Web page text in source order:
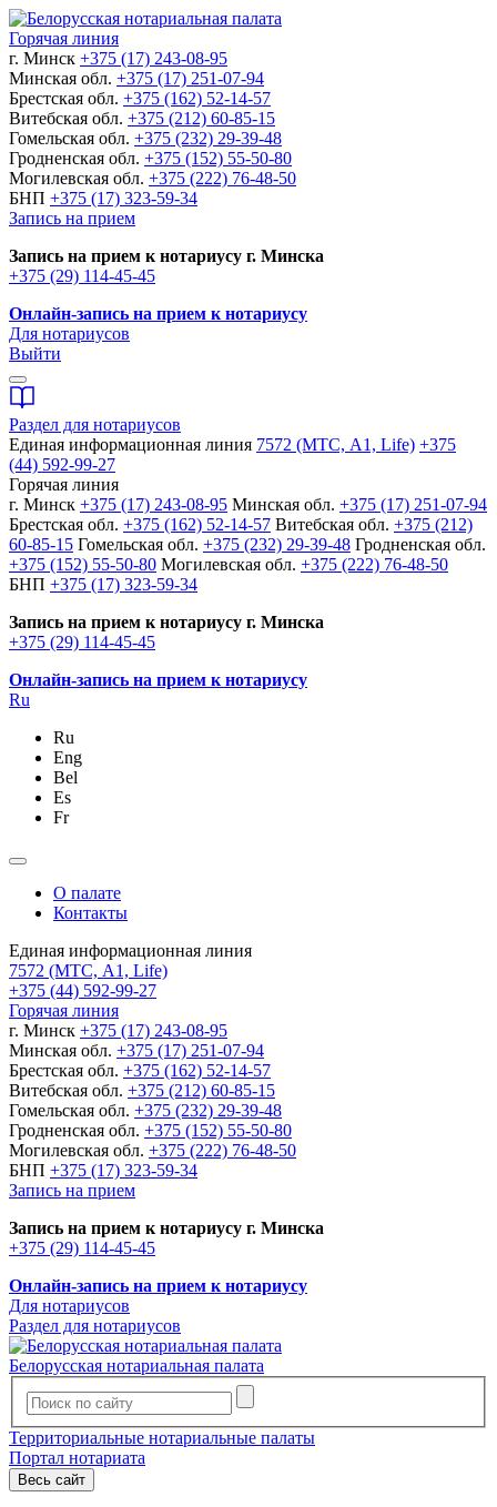
Горячая линия
г. Минск +375 (17) 243-08-95
Минская обл. +375 (17) 251-07-94
Брестская обл. +375 (162) 52-14-57
Витебская обл. +375 (212) 60-85-15
Гомельская обл. +375 (232) 29-39-48
Гродненская обл. +375 (152) 55-50-80
Могилевская обл. +375 (222) 76-48-50
БНП +375 (17) 323-59-34
Запись на прием
Запись на прием к нотариусу г. Минска
+375 (29) 114-45-45
Онлайн-запись на прием к нотариусу
Для нотариусов
Выйти
Раздел для нотариусов
Единая информационная линия 7572 (МТС, A1, Life) +375
(44) 592-99-27
Горячая линия
г. Минск +375 (17) 243-08-95 Минская обл. +375 (17) 251-07-94
Брестская обл. +375 (162) 52-14-57 Витебская обл. +375 (212)
60-85-15 Гомельская обл. +375 (232) 29-39-48 Гродненская обл.
+375 (152) 55-50-80 Могилевская обл. +375 (222) 76-48-50
БНП +375 (17) 323-59-34
Запись на прием к нотариусу г. Минска
+375 (29) 114-45-45
Онлайн-запись на прием к нотариусу
Ru
Ru
Eng
Bel
Es
Fr
О палате
Контакты
Единая информационная линия
7572 (МТС, A1, Life)
+375 (44) 592-99-27
Горячая линия
г. Минск +375 (17) 243-08-95
Минская обл. +375 (17) 251-07-94
Брестская обл. +375 (162) 52-14-57
Витебская обл. +375 (212) 60-85-15
Гомельская обл. +375 (232) 29-39-48
Гродненская обл. +375 (152) 55-50-80
Могилевская обл. +375 (222) 76-48-50
БНП +375 (17) 323-59-34
Запись на прием
Запись на прием к нотариусу г. Минска
+375 (29) 114-45-45
Онлайн-запись на прием к нотариусу
Для нотариусов
Раздел для нотариусов
Белорусская нотариальная палата
Территориальные нотариальные палаты
Портал нотариата
Весь сайт